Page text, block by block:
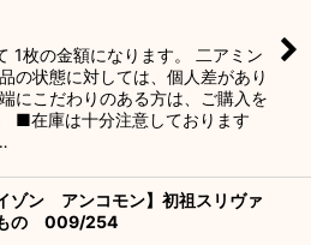
1枚の金額になります。 二アミン
の状態に対しては、個人差があり
にこだわりのある方は、ご購入を
■在庫は十分注意しております
ゾン アンコモン】初祖スリヴァ
もの 009/254